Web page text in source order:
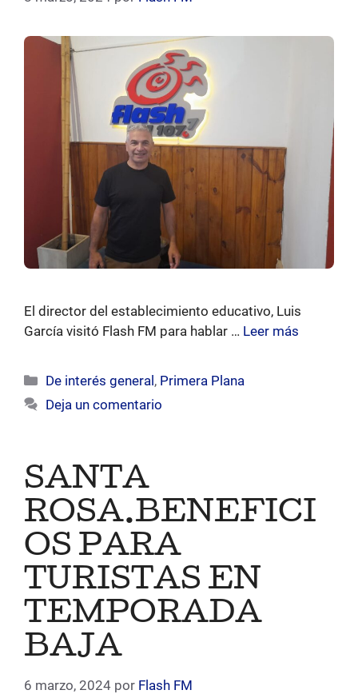
El director del establecimiento educativo, Luis
García visitó Flash FM para hablar … Leer más
Categorías
De interés general , Primera Plana
Deja un comentario
SANTA
ROSA.BENEFICI
OS PARA
TURISTAS EN
TEMPORADA
BAJA
6 marzo, 2024 por Flash FM